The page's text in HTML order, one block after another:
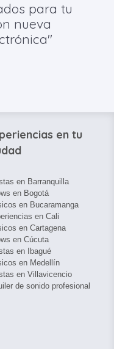
para tu
nueva
en tu
en Barranquilla
en Bogotá
en Bucaramanga
en Cali
en Cartagena
en Cúcuta
en Ibagué
en Medellín
en Villavicencio
de sonido profesional